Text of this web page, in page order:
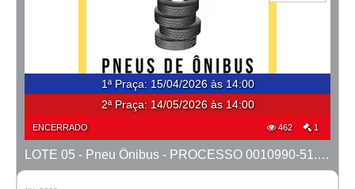
1ª Praça: 15/04/2026 às 14:00
2ª Praça: 14/05/2026 às 14:00
ENCERRADO 462 1
LOTE 05 - Pneu Ônibus - PROCESSO 0010990-51.2023-1ª CONT.